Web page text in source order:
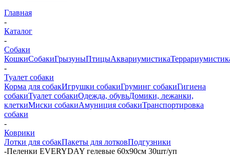
Главная
-
Каталог
-
Собаки
КошкиСобакиГрызуныПтицыАквариумистика
-
Туалет собаки
Корма для собакИгрушки собакиГруминг собакиГигиена
собакиТуалет собакиОдежда, обувьДомики, лежанки,
клеткиМиски собакиАмуниция собакиТранспортировка
собаки
-
Коврики
Лотки для собакПакеты для лотковПодгузники
-Пеленки EVERYDAY гелевые 60х90см 30шт/уп